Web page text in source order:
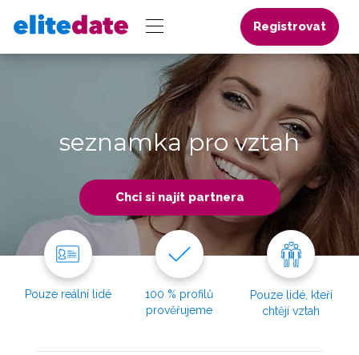
Registrovat
seznamka pro vztah
Chci si najít partnera
Pouze reální lidé
100 % profilů
prověřujeme
Pouze lidé, kteří
chtějí vztah